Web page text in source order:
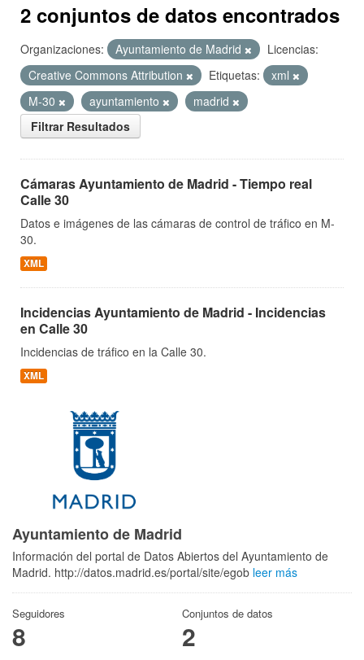
2 conjuntos de datos encontrados
Organizaciones: Ayuntamiento de Madrid
Licencias:
Creative Commons Attribution
Etiquetas:
xml
M-30
ayuntamiento
madrid
Filtrar Resultados
Cámaras Ayuntamiento de Madrid - Tiempo real
Calle 30
Datos e imágenes de las cámaras de control de tráfico en M-
30.
XML
Incidencias Ayuntamiento de Madrid - Incidencias
en Calle 30
Incidencias de tráfico en la Calle 30.
XML
Ayuntamiento de Madrid
Información del portal de Datos Abiertos del Ayuntamiento de
Madrid. http://datos.madrid.es/portal/site/egob leer más
Seguidores
8
Conjuntos de datos
2